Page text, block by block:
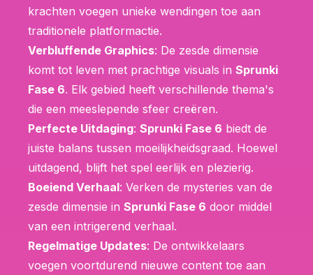
krachten voegen unieke wendingen toe aan
traditionele platformactie.
Verbluffende Graphics: De zesde dimensie
komt tot leven met prachtige visuals in Sprunki
Fase 6. Elk gebied heeft verschillende thema's
die een meeslepende sfeer creëren.
Perfecte Uitdaging: Sprunki Fase 6 biedt de
juiste balans tussen moeilijkheidsgraad. Hoewel
uitdagend, blijft het spel eerlijk en plezierig.
Boeiend Verhaal: Verken de mysteries van de
zesde dimensie in Sprunki Fase 6 door middel
van een intrigerend verhaal.
Regelmatige Updates: De ontwikkelaars
voegen voortdurend nieuwe content toe aan